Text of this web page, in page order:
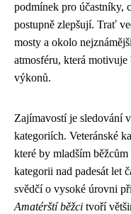
podmínek pro účastníky,
postupně zlepšují. Trať
mosty a okolo
atmosféru, která
výkonů.
Zajímavostí je sledování
kategoriích. Veteránské
které by mladším
kategorii nad padesát let
svědčí o vysoké úrovni
Amatérští běžci tvoří